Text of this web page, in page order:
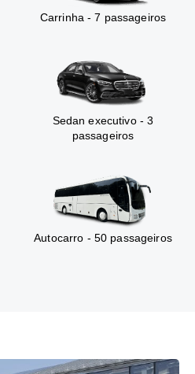
Carrinha - 7 passageiros
Sedan executivo - 3
passageiros
Autocarro - 50 passageiros